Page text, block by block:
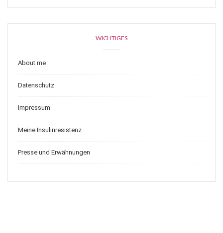
WICHTIGES
About me
Datenschutz
Impressum
Meine Insulinresistenz
Presse und Erwähnungen